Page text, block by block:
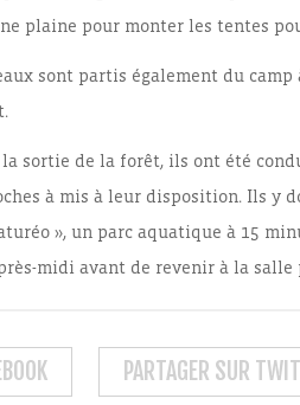
plaine pour monter les tentes
sont partis également du
sortie de la forêt, ils ont été
à mis à leur disposition. Ils y
», un parc aquatique à 15
midi avant de revenir à la
PARTAGER SUR